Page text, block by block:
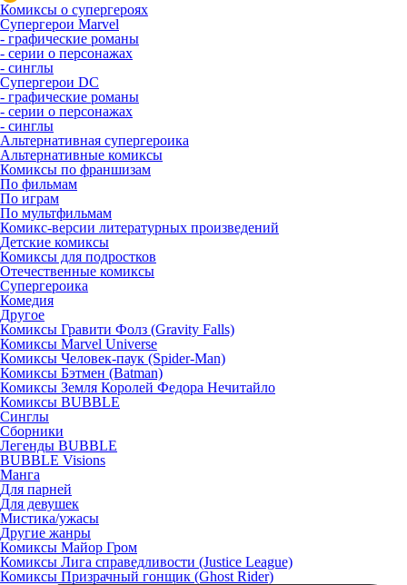
Комиксы о супергероях
Супергерои Marvel
- графические романы
- серии о персонажах
- синглы
Супергерои DC
- графические романы
- серии о персонажах
- синглы
Альтернативная супергероика
Альтернативные комиксы
Комиксы по франшизам
По фильмам
По играм
По мультфильмам
Комикс-версии литературных произведений
Детские комиксы
Комиксы для подростков
Отечественные комиксы
Супергероика
Комедия
Другое
Комиксы Гравити Фолз (Gravity Falls)
Комиксы Marvel Universe
Комиксы Человек-паук (Spider-Man)
Комиксы Бэтмен (Batman)
Комиксы Земля Королей Федора Нечитайло
Комиксы BUBBLE
Синглы
Сборники
Легенды BUBBLE
BUBBLE Visions
Манга
Для парней
Для девушек
Мистика/ужасы
Другие жанры
Комиксы Майор Гром
Комиксы Лига справедливости (Justice League)
Комиксы Призрачный гонщик (Ghost Rider)